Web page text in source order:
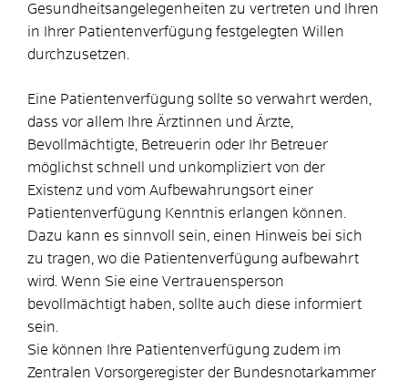
Gesundheitsangelegenheiten zu vertreten und Ihren
in Ihrer Patientenverfügung festgelegten Willen
durchzusetzen.
Eine Patientenverfügung sollte so verwahrt werden,
dass vor allem Ihre Ärztinnen und Ärzte,
Bevollmächtigte, Betreuerin oder Ihr Betreuer
möglichst schnell und unkompliziert von der
Existenz und vom Aufbewahrungsort einer
Patientenverfügung Kenntnis erlangen können.
Dazu kann es sinnvoll sein, einen Hinweis bei sich
zu tragen, wo die Patientenverfügung aufbewahrt
wird. Wenn Sie eine Vertrauensperson
bevollmächtigt haben, sollte auch diese informiert
sein.
Sie können Ihre Patientenverfügung zudem im
Zentralen Vorsorgeregister der Bundesnotarkammer